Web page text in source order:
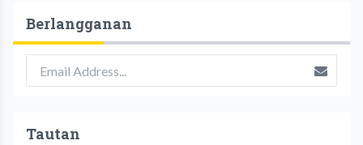
Berlangganan
Tautan